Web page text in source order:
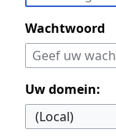
Wachtwoord
Uw domein: